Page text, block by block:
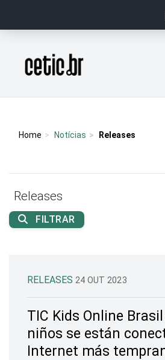
Página inicial
Home Notícias Releases
Releases
FILTRAR
RELEASES 24 OUT 2023
TIC Kids Online
niños se están
Internet más